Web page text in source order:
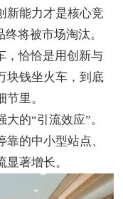
新能力才是核心竞
将被市场淘汰。
，恰恰是用创新与
钱坐火车，到底
里。
的“引流效应”。
的中小型站点、
著增长。